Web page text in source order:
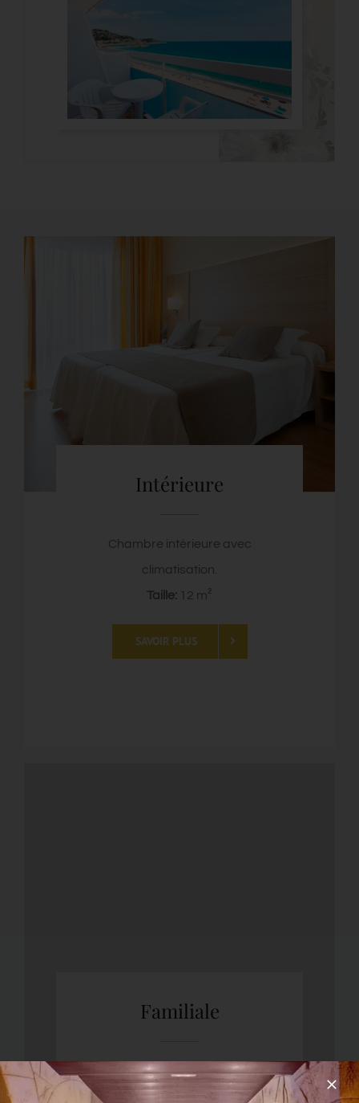
Intérieure
Chambre intérieure avec
climatisation.
Taille: 12 m²
SAVOIR PLUS
Familiale
Chambre familiale avec balcon
et climatisation.